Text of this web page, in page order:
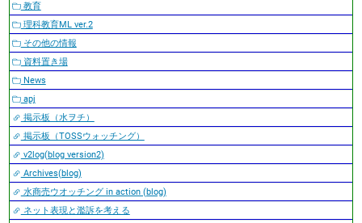
教育
理科教育ML ver.2
その他の情報
資料置き場
News
apj
掲示板（水ヲチ）
掲示板（TOSSウォッチング）
v2log(blog version2)
Archives(blog)
水商売ウオッチング in action (blog)
ネット表現と濫訴を考える